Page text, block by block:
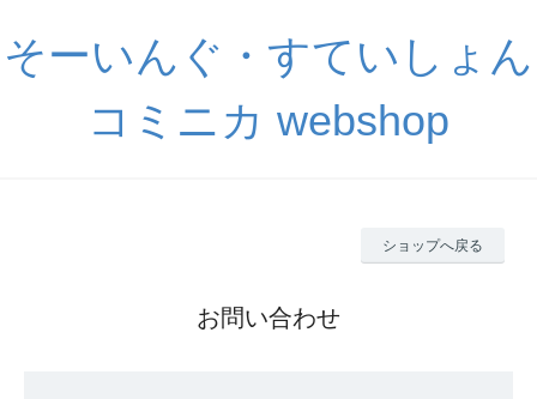
そーいんぐ・すていしょん
コミニカ webshop
ショップへ戻る
お問い合わせ